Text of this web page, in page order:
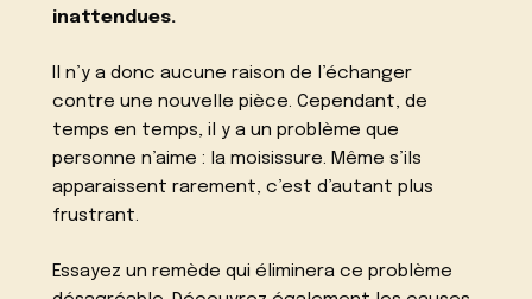
inattendues.
Il n’y a donc aucune raison de l’échanger
contre une nouvelle pièce. Cependant, de
temps en temps, il y a un problème que
personne n’aime : la moisissure. Même s’ils
apparaissent rarement, c’est d’autant plus
frustrant.
Essayez un remède qui éliminera ce problème